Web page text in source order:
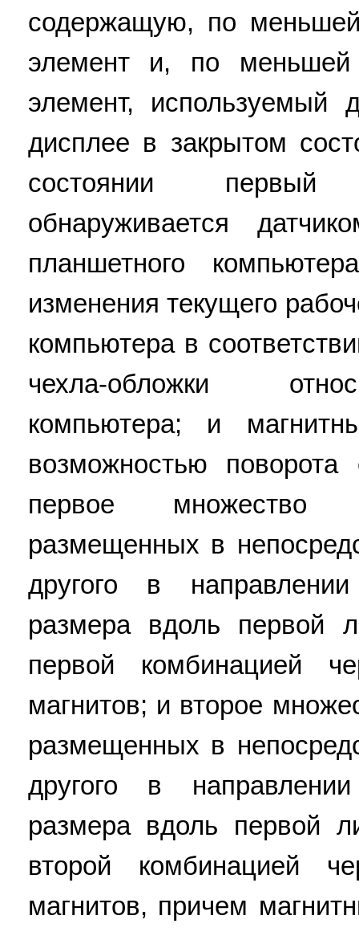
содержащую, по
элемент и, по меньшей
элемент, используемый
дисплее в закрытом
состоянии первый
обнаруживается
планшетного
изменения текущего
компьютера в
чехла-обложки
компьютера; и
возможностью
первое множество
размещенных в
другого в направлении
размера вдоль первой
первой комбинацией
магнитов; и второе
размещенных в
другого в направлении
размера вдоль первой
второй комбинацией
магнитов, причем